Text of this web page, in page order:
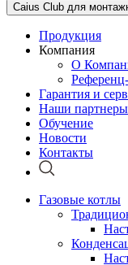
Caius Club для
Продукция
Компания
О
Гарантия и
Наши партнеры
Обучение
Новости
Контакты
Газовые котлы